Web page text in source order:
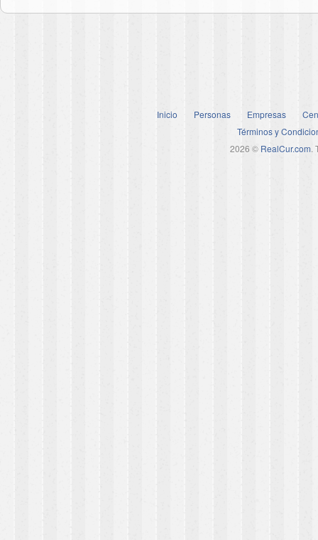
Inicio Personas Empresas
Términos y
2026 © RealCur.com.